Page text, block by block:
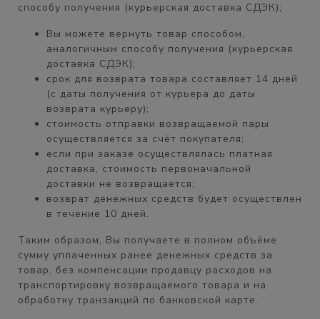
способу получения (курьерская доставка СДЭК);
Вы можете вернуть товар способом,
аналогичным способу получения (курьерская
доставка СДЭК);
срок для возврата товара составляет 14 дней
(с даты получения от курьера до даты
возврата курьеру);
стоимость отправки возвращаемой пары
осуществляется за счёт покупателя;
если при заказе осуществлялась платная
доставка, стоимость первоначальной
доставки не возвращается;
возврат денежных средств будет осуществлен
в течение 10 дней.
Таким образом, Вы получаете в полном объёме
сумму уплаченных ранее денежных средств за
товар, без компенсации продавцу расходов на
транспортировку возвращаемого товара и на
обработку транзакций по банковской карте.